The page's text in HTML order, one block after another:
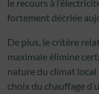
le recours à
fortement décriée
De plus, le critère
maximale élimine
nature du climat
choix du chauffage